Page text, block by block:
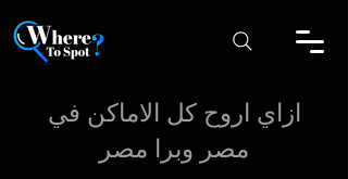
ازاي اروح كل الاماكن في
مصر وبرا مصر